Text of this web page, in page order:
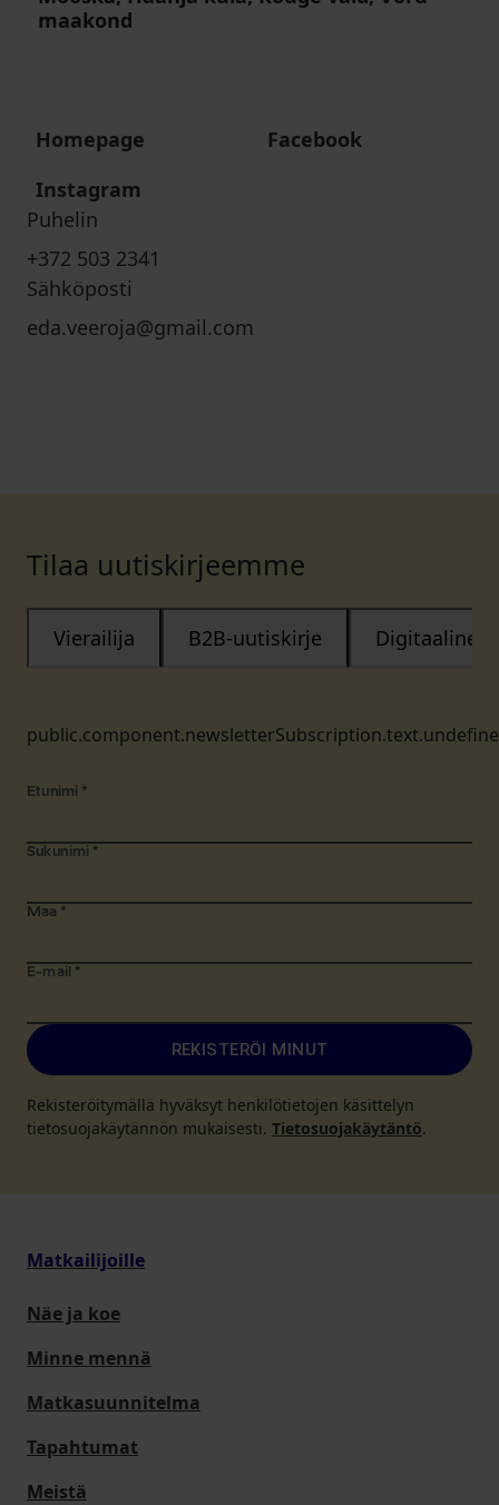
maakond
Homepage
Facebook
Instagram
Puhelin
+372 503 2341
Sähköposti
eda.veeroja@gmail.com
Tilaa uutiskirjeemme
Vierailija B2B-uutiskirje Digitaalinen
Etunimi *
Sukunimi *
Maa *
E-mail *
REKISTERÖI MINUT
Rekisteröitymällä hyväksyt henkilötietojen käsittelyn
tietosuojakäytännön mukaisesti. Tietosuojakäytäntö.
Matkailijoille
Näe ja koe
Minne mennä
Matkasuunnitelma
Tapahtumat
Meistä